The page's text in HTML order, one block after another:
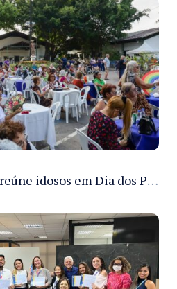
Bolerão da Saudade reúne idosos em Dia dos Pais promovido pela Fundação Dr. Thomas em Manaus